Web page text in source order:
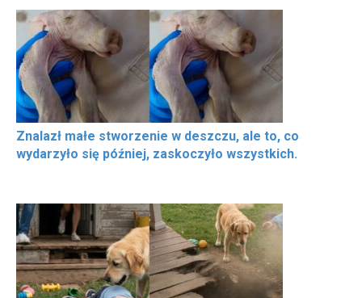
Znalazł małe stworzenie w deszczu, ale to, co
wydarzyło się później, zaskoczyło wszystkich.